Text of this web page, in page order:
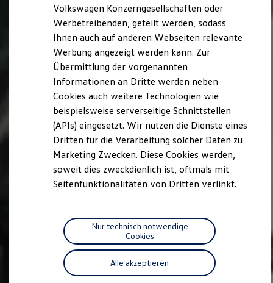
Werkbesichtigung
Factory visit
Lifestyle Shop
Golf Kollektion
ID. Kollektion
Volkswagen Kollektion
GTI Kollektion
Fußball Drop
we drive football
#wedriveproud
Besitzer und Service
myVolkswagen
Software Updates
Inspektion und HU/AU
Räder und Reifen
Pannen- und Unfallhilfe
Economy Service
Volkswagen Teile
Zubehör
Modellspezifisches Zubehör
Volkswagen Konzerngesellschaften oder
Werbetreibenden, geteilt werden, sodass
Ihnen auch auf anderen Webseiten relevante
Werbung angezeigt werden kann. Zur
Übermittlung der vorgenannten
Informationen an Dritte werden neben
Cookies auch weitere Technologien wie
beispielsweise serverseitige Schnittstellen
(APIs) eingesetzt. Wir nutzen die Dienste eines
Dritten für die Verarbeitung solcher Daten zu
Marketing Zwecken. Diese Cookies werden,
soweit dies zweckdienlich ist, oftmals mit
Seitenfunktionalitäten von Dritten verlinkt.
Alle akzeptieren
Nur technisch notwendige
Cookies